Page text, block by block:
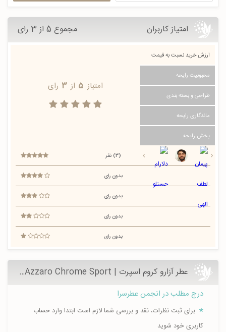
امتیاز کاربران مجموع 5 از 3 رای
ارزش خرید نسبت به قیمت
محبوبیت رایحه
طراحی و بسته بندی
ماندگاری رایحه
پخش رایحه
امتیاز 5 از 3 رای
(3) نفر
بدون رای
بدون رای
بدون رای
بدون رای
عطر آزارو كروم اسپرت | Azzaro Chrome Sport - عطرسرا
درج مطلب در انجمن عطرسرا
برای ثبت نظرات، نقد و بررسی شما لازم است ابتدا وارد حساب
کاربری خود شوید